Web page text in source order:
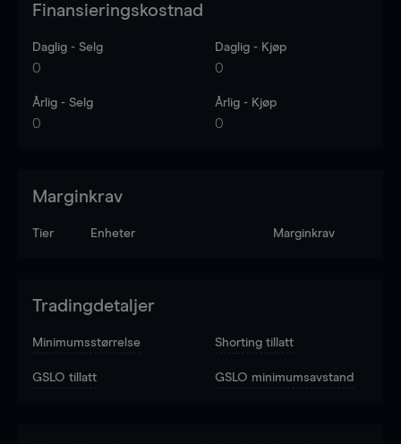
Finansieringskostnad
Daglig - Selg
0
Daglig - Kjøp
0
Årlig - Selg
0
Årlig - Kjøp
0
Marginkrav
Tier Enheter Marginkrav
Tradingdetaljer
Minimumsstørrelse Shorting tillatt
GSLO tillatt GSLO minimumsavstand